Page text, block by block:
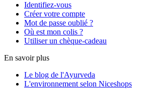
Identifiez-vous
Créer votre compte
Mot de passe oublié ?
Où est mon colis ?
Utiliser un chèque-cadeau
En savoir plus
Le blog de l'Ayurveda
L'environnement selon Niceshops